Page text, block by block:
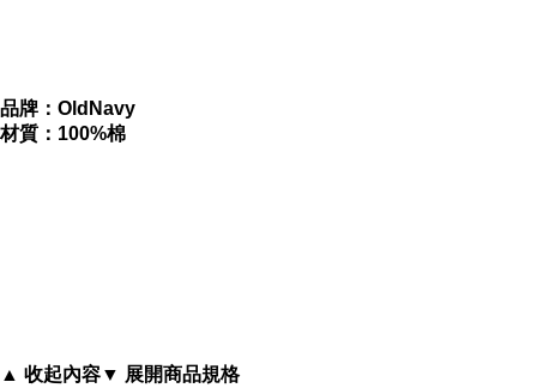
品牌：OldNavy
材質：100%棉
▲ 收起內容▼ 展開商品規格